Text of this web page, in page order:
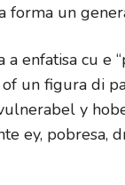
forma un
enfatisa cu e
un figura di
y
ey, pobresa,